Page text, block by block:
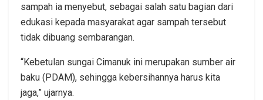
sampah ia menyebut, sebagai salah satu bagian dari
edukasi kepada masyarakat agar sampah tersebut
tidak dibuang sembarangan.
“Kebetulan sungai Cimanuk ini merupakan sumber air
baku (PDAM), sehingga kebersihannya harus kita
jaga,” ujarnya.